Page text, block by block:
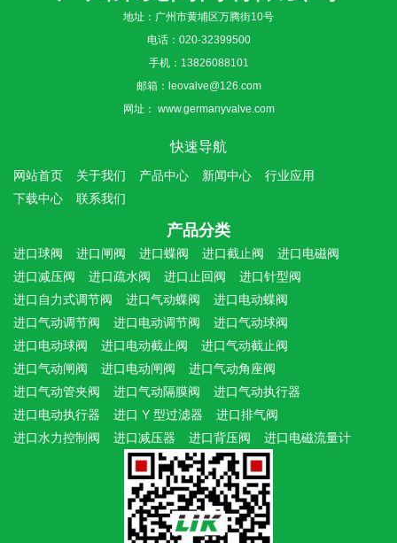
地址：广州市黄埔区万腾街10号
电话： 020-32399500
手机： 13826088101
邮箱： leovalve@126.com
网址： www.germanyvalve.com
快速导航
网站首页 关于我们 产品中心 新闻中心
行业应用
下载中心
联系我们
产品分类
进口球阀 进口闸阀 进口蝶阀 进口截止阀
进口电磁阀
进口减压阀
进口疏水阀 进口止回阀
进口针型阀
进口自力式调节阀
进口气动蝶阀
进口电动蝶阀
进口气动调节阀
进口电动调节阀
进口气动球阀
进口电动球阀
进口电动截止阀
进口气动截止阀
进口气动闸阀
进口电动闸阀
进口气动角座阀
进口气动管夹阀
进口气动隔膜阀
进口气动执行器
进口电动执行器
进口 Y 型过滤器
进口排气阀
进口水力控制阀
进口减压器 进口背压阀 进口电磁流量计